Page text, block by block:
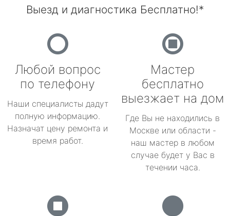
Выезд и диагностика Бесплатно!*
Любой вопрос
по телефону
Наши специалисты дадут
полную информацию.
Назначат цену ремонта и
время работ.
Мастер
бесплатно
выезжает на дом
Где Вы не находились в
Москве или области -
наш мастер в любом
случае будет у Вас в
течении часа.